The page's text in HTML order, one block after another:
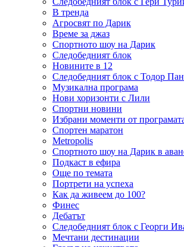
В тренда
Агросвят по Дарик
Време за джаз
Спортното шоу на Дарик
Следобедният блок
Новините в 12
Следобедният блок с Тодор
Музикална програма
Нови хоризонти с Лили
Спортни новини
Избрани моменти от
Спортен маратон
Metropolis
Спортното шоу на Дарик в
Подкаст в ефира
Още по темата
Портрети на успеха
Как да живеем до 100?
Финес
Дебатът
Следобедният блок с Георги
Мечтани дестинации